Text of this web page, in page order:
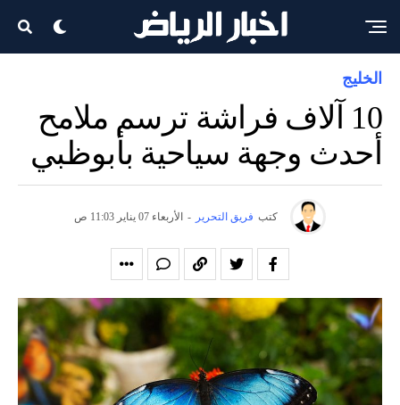
الخليج
10 آلاف فراشة ترسم ملامح
أحدث وجهة سياحية بأبوظبي
كتب فريق التحرير - الأربعاء 07 يناير 11:03 ص